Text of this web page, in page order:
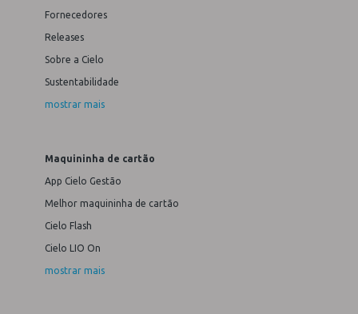
Fornecedores
Releases
Sobre a Cielo
Sustentabilidade
mostrar mais
Maquininha de cartão
App Cielo Gestão
Melhor maquininha de cartão
Cielo Flash
Cielo LIO On
mostrar mais